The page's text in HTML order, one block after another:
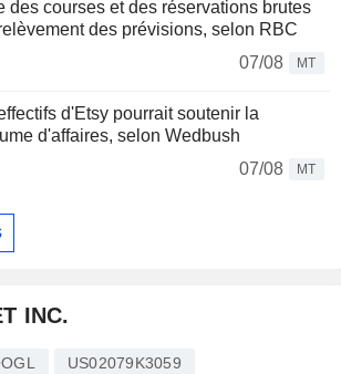
des courses et des réservations brutes
des prévisions, selon RBC
07/08
MT
d'Etsy pourrait soutenir la
d'affaires, selon Wedbush
07/08
MT
INC.
US02079K3059